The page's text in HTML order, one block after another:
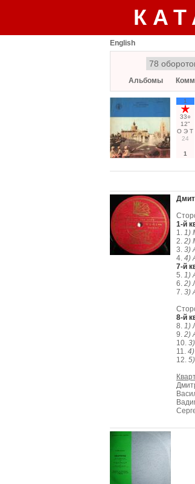
English
Альбомы
1
33○
12"
О Э Т
24
1
1-й
1. 1)
2. 2)
3. 3)
4. 4)
7-й
5. 1)
6. 2)
7. 3)
8-й
8. 1)
9. 2)
10.
11.
12.